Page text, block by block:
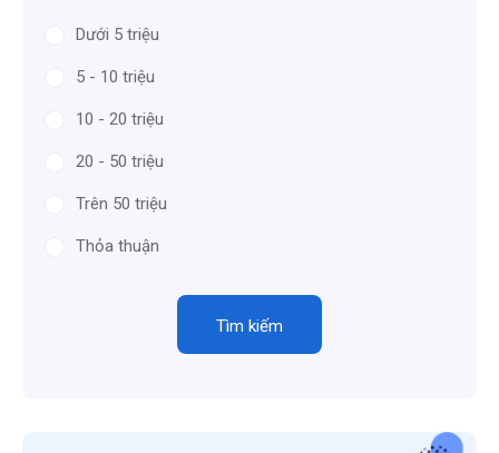
Dưới 5 triệu
5 - 10 triệu
10 - 20 triệu
20 - 50 triệu
Trên 50 triệu
Thỏa thuận
Tìm kiếm